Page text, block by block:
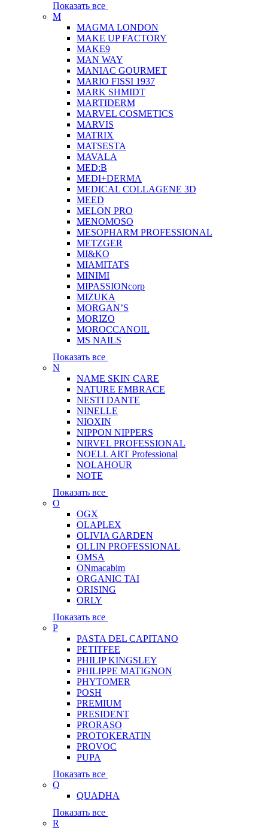
Показать все
M
MAGMA LONDON
MAKE UP FACTORY
MAKE9
MAN WAY
MANIAC GOURMET
MARIO FISSI 1937
MARK SHMIDT
MARTIDERM
MARVEL COSMETICS
MARVIS
MATRIX
MATSESTA
MAVALA
MED:B
MEDI+DERMA
MEDICAL COLLAGENE 3D
MEED
MELON PRO
MENOMOSO
MESOPHARM PROFESSIONAL
METZGER
MI&KO
MIAMITATS
MINIMI
MIPASSIONcorp
MIZUKA
MORGAN’S
MORIZO
MOROCCANOIL
MS NAILS
Показать все
N
NAME SKIN CARE
NATURE EMBRACE
NESTI DANTE
NINELLE
NIOXIN
NIPPON NIPPERS
NIRVEL PROFESSIONAL
NOELL ART Professional
NOLAHOUR
NOTE
Показать все
O
OGX
OLAPLEX
OLIVIA GARDEN
OLLIN PROFESSIONAL
OMSA
ONmacabim
ORGANIC TAI
ORISING
ORLY
Показать все
P
PASTA DEL CAPITANO
PETITFEE
PHILIP KINGSLEY
PHILIPPE MATIGNON
PHYTOMER
POSH
PREMIUM
PRESIDENT
PRORASO
PROTOKERATIN
PROVOC
PUPA
Показать все
Q
QUADHA
Показать все
R